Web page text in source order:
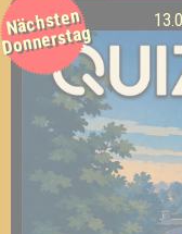
Nächsten
Donnerstag